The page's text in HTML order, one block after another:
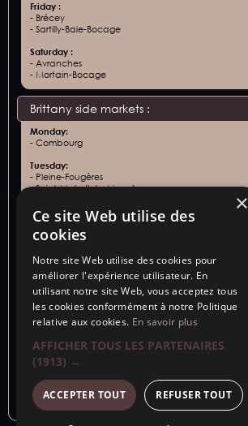
Friday :‍
- Brécey
- Sartilly-Baie-Bocage
Saturday :
- Avranches
- Mortain-Bocage
Brittany side markets :
Monday:
- Combourg
Tuesday:
- Pleine-Fougères
- Saint-Malo (IntraMuros)
Wednesday:
- Saint-Malo (Paramé)
Thursday :
- Saint-Méloir-des-Ondes
- Saint-Malo (Rocabey)
Friday:
- Saint-Malo (Intra-muros)
- Saint-Jouan-des-Guérets
Saturday:
- Dol de Bretagne
Sunday:
- Cancale
×
Ce site Web utilise des
cookies
Notre site Web utilise des cookies pour
améliorer l'expérience utilisateur. En
utilisant notre site Web, vous acceptez tous
les cookies conformément à notre Politique
relative aux cookies. En savoir plus
AFFICHER TOUS LES PARTENAIRES
(1913) →
ACCEPTER TOUT REFUSER TOUT